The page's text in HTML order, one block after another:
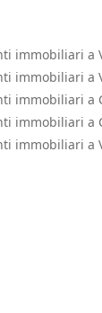
immobiliari a
immobiliari a
immobiliari a
immobiliari a
immobiliari a